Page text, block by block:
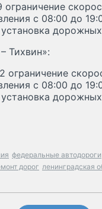
ограничение
с 08:00 до
Тихвин»:
ограничение
с 08:00 до
федеральные автодороги
дорог ленинградская